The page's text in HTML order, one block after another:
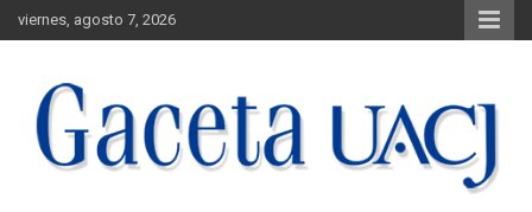
viernes, agosto 7, 2026